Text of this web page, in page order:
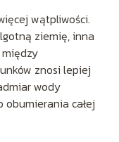
wątpliwości.
ziemię, inna
znosi lepiej
wody
obumierania całej